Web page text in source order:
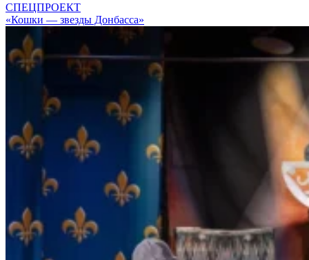
СПЕЦПРОЕКТ
«Кошки — звезды Донбасса»